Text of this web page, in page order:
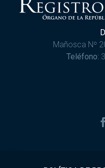
Mañosca Nº
Teléfono: